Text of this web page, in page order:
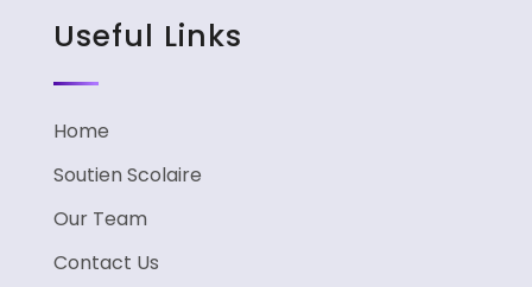
Useful Links
Home
Soutien Scolaire
Our Team
Contact Us